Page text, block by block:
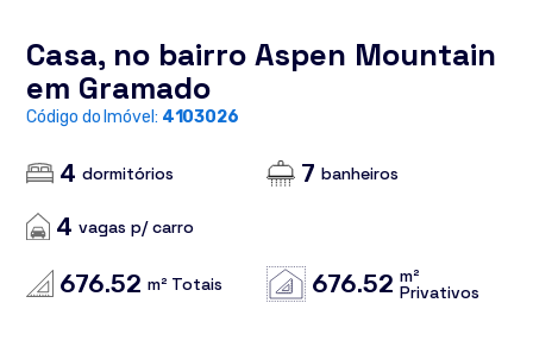
Casa, no bairro Aspen Mountain
em Gramado
Código do Imóvel: 4103026
4 dormitórios 7 banheiros
4 vagas p/ carro
676.52 m² Totais 676.52 m²
Privativos